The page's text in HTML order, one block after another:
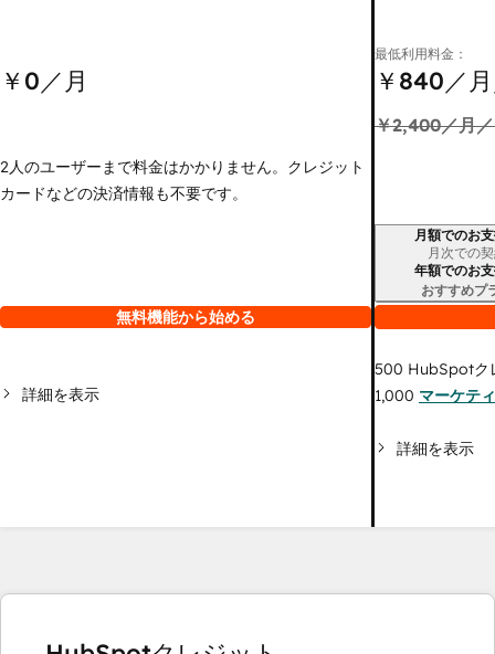
￥0／月
2人のユーザーまで料金はかかりません。クレジット
カードなどの決済情報も不要です。
無料機能から始める
詳細を表示
最低利用料金：
￥840／
￥2,400／月
請求期間月額でのお
月次での
年額でのお
おすすめプ
500 HubSpotク
1,000 マーケテ
詳細を表示